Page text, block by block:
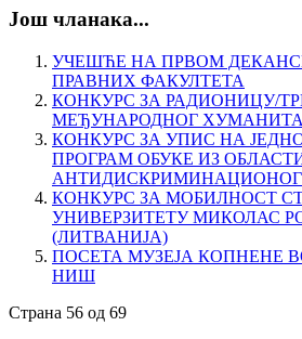
Још чланака...
УЧЕШЋЕ НА ПРВОМ
ПРАВНИХ ФАКУЛТЕТА
КОНКУРС ЗА РАДИОНИЦУ/
МЕЂУНАРОДНОГ
КОНКУРС ЗА УПИС НА
ПРОГРАМ ОБУКЕ ИЗ
АНТИДИСКРИМИНАЦИОНОГ
КОНКУРС ЗА МОБИЛНОСТ
УНИВЕРЗИТЕТУ МИКОЛАС
(ЛИТВАНИЈА)
ПОСЕТА МУЗЕЈА КОПНЕНЕ
НИШ
Страна 56 од 69